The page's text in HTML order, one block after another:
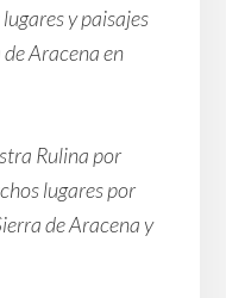
y paisajes
Aracena en
Rulina por
lugares por
de Aracena y